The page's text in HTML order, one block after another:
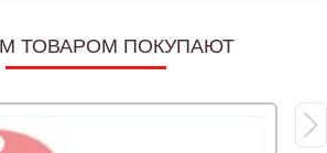
ТОВАРОМ ПОКУПАЮТ